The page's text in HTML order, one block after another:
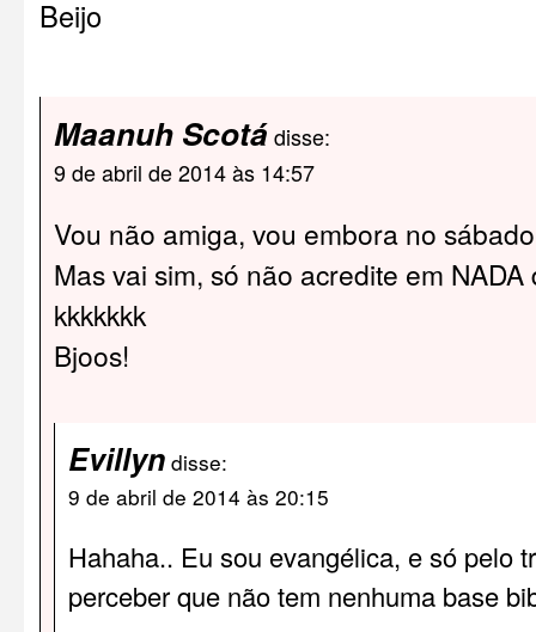
Beijo
Maanuh Scotádisse:
9 de abril de 2014 às 14:57
Vou não amiga, vou embora no
Mas vai sim, só não acredite em
kkkkkkk
Bjoos!
Evillyn disse:
9 de abril de 2014 às 20:15
Hahaha.. Eu sou evangélica, e só pelo
perceber que não tem nenhuma base